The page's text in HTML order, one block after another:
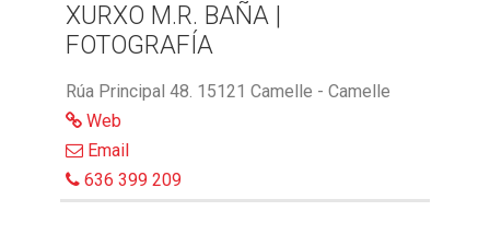
XURXO M.R. BAÑA |
FOTOGRAFÍA
Rúa Principal 48. 15121 Camelle - Camelle
Web
Email
636 399 209